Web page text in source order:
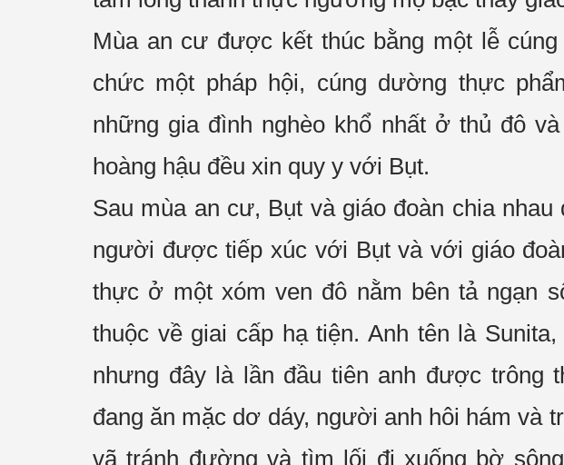
Mùa an cư được kết thúcbằng một lễ
chức một pháp hội, cúng dường thực
những gia đình nghèo khổ nhất ở thủ đô
hoàng hậu đều xin quy y với Bụt.
Sau mùa an cư, Bụt và giáo đoàn chia nhau
người đượctiếp xúc với Bụt và với giáo
thực ở một xóm ven đô nằm bên tả ngạn
thuộc về giai cấp hạ tiện. Anh tên là
nhưng đây là lần đầu tiên anh được trông
đang ăn mặc dơ dáy, người anh hôi hám và
vã tránh đường và tìm lối đi xuống bờ